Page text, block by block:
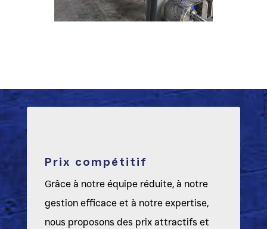
Prix compétitif
Grâce à notre équipe réduite, à notre
gestion efficace et à notre expertise,
nous proposons des prix attractifs et